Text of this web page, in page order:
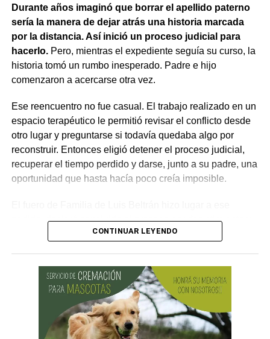
resultaba aplicable.
El fallo aclaró que el archivo de la causa
contravencional no impide que el dueño del perro
lesionado reclame por la vía civil una indemnización
por los daños que considere haber sufrido.
Durante años imaginó que borrar el apellido paterno
sería la manera de dejar atrás una historia marcada
por la distancia. Así inició un proceso judicial para
hacerlo.Pero, mientras el expediente seguía su curso, la
historia tomó un rumbo inesperado. Padre e hijo
comenzaron a acercarse otra vez.
Ese reencuentro no fue casual. El trabajo realizado en un
espacio terapéutico le permitió revisar el conflicto desde
otro lugar y preguntarse si todavía quedaba algo por
reconstruir. Entonces eligió detener el proceso judicial,
recuperar el tiempo perdido y darse, junto a su padre, una
oportunidad que hasta hacía poco creía imposible.
pedido, declaró concluido el proceso por desistimiento y
ordenó el archivo de las actuaciones. La jueza consideró
El joven había promovido la acción para solicitar la
supresión de su apellido paterno. Durante la etapa inicial
del trámite se incorporó la documentación presentada, se
ordenó la publicación de edictos y se dispusieron
CONTINUAR LEYENDO